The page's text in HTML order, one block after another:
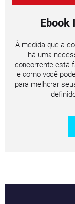
Ebook
À medida que a
há uma
concorrente está
e como você
para melhorar